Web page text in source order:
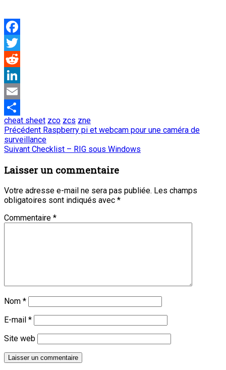
Facebook
Twitter
Reddit
LinkedIn
Email
Partager
cheat sheet zco zcs zne
Navigation
de
l’article
Précédent Article
précédent
:
Raspberry pi et webcam pour une caméra de
surveillance
Suivant Article
:
Checklist – RIG sous Windows
Laisser un commentaire
Votre adresse e-mail ne sera pas publiée. Les champs
obligatoires sont indiqués avec *
Commentaire *
Nom *
E-mail *
Site web